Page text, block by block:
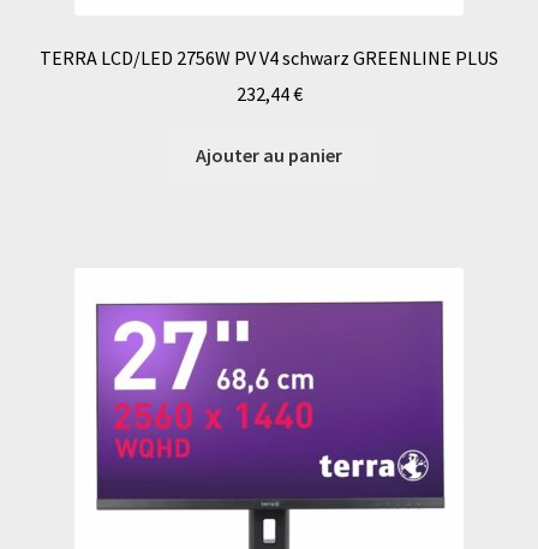
TERRA LCD/LED 2756W PV V4 schwarz GREENLINE PLUS
232,44€
Ajouter au panier